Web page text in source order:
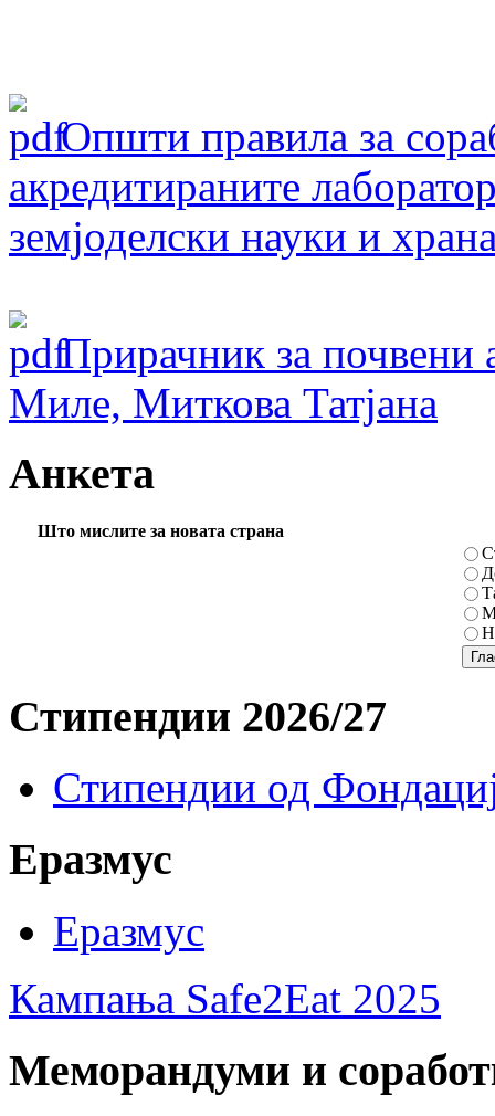
Oпшти правила за
акредитираните
земјоделски науки и
Прирачник за почвени
Миле, Миткова Татјана
Анкета
Што мислите за новата страна
Стипендии 2026/27
Стипендии од
Еразмус
Еразмус
Кампања Safe2Eat 2025
Меморандуми и